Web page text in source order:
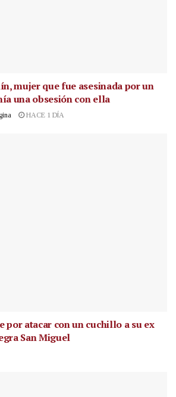
mujer que fue asesinada por un
una obsesión con ella
HACE 1 DÍA
por atacar con un cuchillo a su ex
San Miguel